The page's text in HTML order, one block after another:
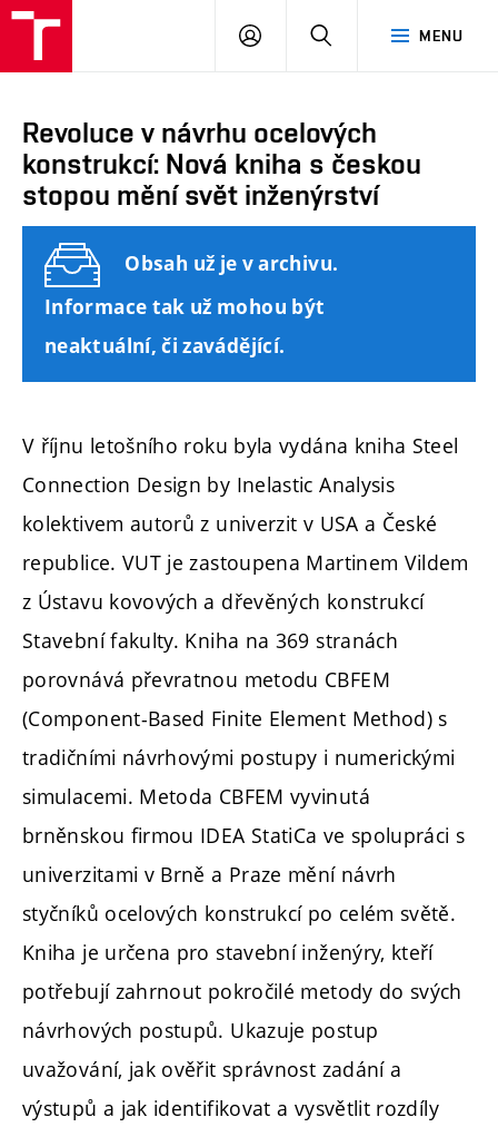
Brno
MENU
PŘIHLÁSIT
Revoluce v návrhu ocelových
konstrukcí: Nová kniha s českou
stopou mění svět inženýrství
Obsah už je v archivu.
Informace tak už mohou být
neaktuální, či zavádějící.
V říjnu letošního roku byla vydána kniha Steel
Connection Design by Inelastic Analysis
kolektivem autorů z univerzit v USA a České
republice. VUT je zastoupena Martinem Vildem
z Ústavu kovových a dřevěných konstrukcí
Stavební fakulty. Kniha na 369 stranách
porovnává převratnou metodu CBFEM
(Component-Based Finite Element Method) s
tradičními návrhovými postupy i numerickými
simulacemi. Metoda CBFEM vyvinutá
brněnskou firmou IDEA StatiCa ve spolupráci s
univerzitami v Brně a Praze mění návrh
styčníků ocelových konstrukcí po celém světě.
Kniha je určena pro stavební inženýry, kteří
potřebují zahrnout pokročilé metody do svých
návrhových postupů. Ukazuje postup
uvažování, jak ověřit správnost zadání a
výstupů a jak identifikovat a vysvětlit rozdíly